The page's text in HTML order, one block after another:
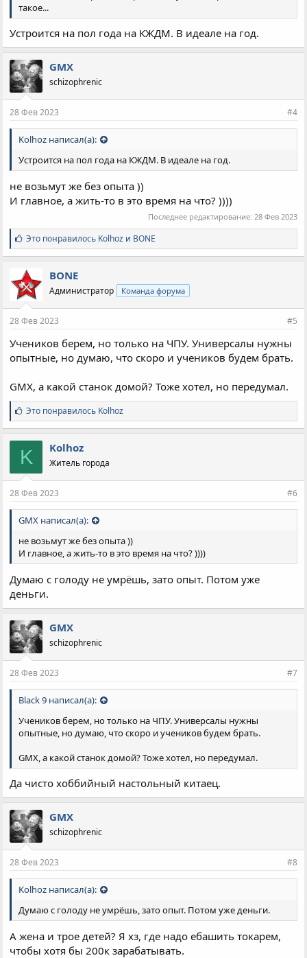
такое...
Устроится на пол года на КЖДМ. В идеале на год.
GMX
schizophrenic
28 Фев 2023 #4
Kolhoz написал(а):
Устроится на пол года на КЖДМ. В идеале на год.
не возьмут же без опыта ))
И главное, а жить-то в это время на что? ))))
Последнее редактирование: 28 Фев 2023
С
и
м
п
а
т
и
:
Это понравилось Kolhoz и BONE
BONE
Администратор Команда форума
28 Фев 2023 #5
Учеников берем, но только на ЧПУ. Универсалы нужны
опытные, но думаю, что скоро и учеников будем брать.
GMX, а какой станок домой? Тоже хотел, но передумал.
С
и
м
п
а
т
и
:
Это понравилось Kolhoz
K Kolhoz
Житель города
28 Фев 2023 #6
GMX написал(а):
не возьмут же без опыта ))
И главное, а жить-то в это время на что? ))))
Думаю с голоду не умрёшь, зато опыт. Потом уже
деньги.
GMX
schizophrenic
28 Фев 2023 #7
Black 9 написал(а):
Учеников берем, но только на ЧПУ. Универсалы нужны
опытные, но думаю, что скоро и учеников будем брать.
GMX, а какой станок домой? Тоже хотел, но передумал.
Да чисто хоббийный настольный китаец.
GMX
schizophrenic
28 Фев 2023 #8
Kolhoz написал(а):
Думаю с голоду не умрёшь, зато опыт. Потом уже деньги.
А жена и трое детей? Я хз, где надо ебашить токарем,
чтобы хотя бы 200к зарабатывать.